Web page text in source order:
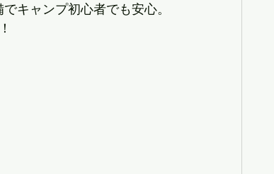
キャンプ初心者でも安心。